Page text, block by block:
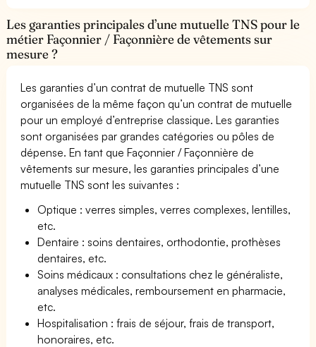
Les garanties principales d’une mutuelle TNS pour le
métier Façonnier / Façonnière de vêtements sur
mesure ?
Les garanties d’un contrat de mutuelle TNS sont
organisées de la même façon qu’un contrat de mutuelle
pour un employé d’entreprise classique. Les garanties
sont organisées par grandes catégories ou pôles de
dépense. En tant que Façonnier / Façonnière de
vêtements sur mesure, les garanties principales d’une
mutuelle TNS sont les suivantes :
Optique : verres simples, verres complexes, lentilles,
etc.
Dentaire : soins dentaires, orthodontie, prothèses
dentaires, etc.
Soins médicaux : consultations chez le généraliste,
analyses médicales, remboursement en pharmacie,
etc.
Hospitalisation : frais de séjour, frais de transport,
honoraires, etc.